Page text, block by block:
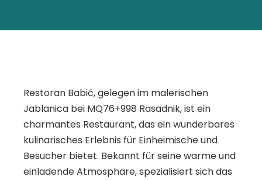
Restoran Babić, gelegen im malerischen
Jablanica bei MQ76+998 Rasadnik, ist ein
charmantes Restaurant, das ein wunderbares
kulinarisches Erlebnis für Einheimische und
Besucher bietet. Bekannt für seine warme und
einladende Atmosphäre, spezialisiert sich das